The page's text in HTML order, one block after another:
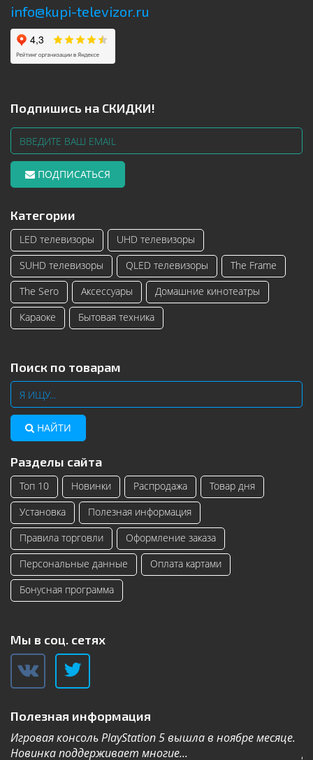
info@kupi-televizor.ru
Подпишись на СКИДКИ!
ПОДПИСАТЬСЯ
Категории
LED телевизоры
UHD телевизоры
SUHD телевизоры
QLED телевизоры
The Frame
The Sero
Аксессуары
Домашние кинотеатры
Караоке
Бытовая техника
Поиск по товарам
НАЙТИ
Разделы сайта
Топ 10 Новинки Распродажа
Товар дня
Установка
Полезная информация
Правила торговли
Оформление заказа
Персональные данные
Оплата картами
Бонусная программа
Мы в соц. сетях
Полезная информация
Игровая консоль PlayStation 5 вышла в ноябре месяце.
Новинка поддерживает многие...